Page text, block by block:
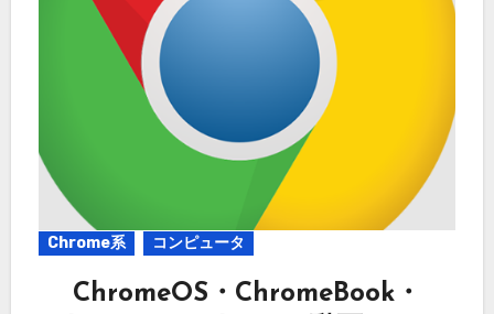
Chrome系 コンピュータ
ChromeOS・ChromeBook・